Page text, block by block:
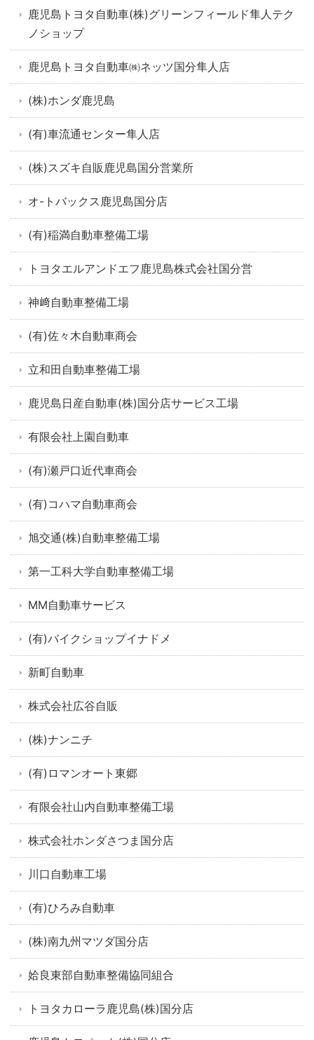
鹿児島トヨタ自動車(株)グリーンフィールド隼人テク
ノショップ
鹿児島トヨタ自動車㈱ネッツ国分隼人店
(株)ホンダ鹿児島
(有)車流通センター隼人店
(株)スズキ自販鹿児島国分営業所
オ-トバックス鹿児島国分店
(有)稲満自動車整備工場
トヨタエルアンドエフ鹿児島株式会社国分営
神﨑自動車整備工場
(有)佐々木自動車商会
立和田自動車整備工場
鹿児島日産自動車(株)国分店サービス工場
有限会社上園自動車
(有)瀬戸口近代車商会
(有)コハマ自動車商会
旭交通(株)自動車整備工場
第一工科大学自動車整備工場
MM自動車サービス
(有)バイクショップイナドメ
新町自動車
株式会社広谷自販
(株)ナンニチ
(有)ロマンオート東郷
有限会社山内自動車整備工場
株式会社ホンダさつま国分店
川口自動車工場
(有)ひろみ自動車
(株)南九州マツダ国分店
姶良東部自動車整備協同組合
トヨタカローラ鹿児島(株)国分店